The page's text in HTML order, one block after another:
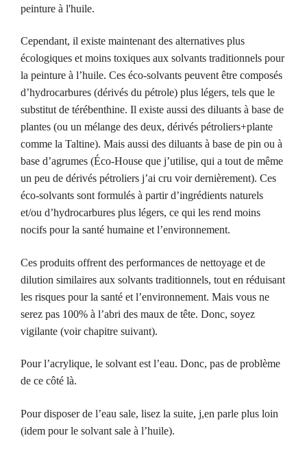
Cependant, il existe maintenant des alternatives plus
écologiques et moins toxiques aux solvants traditionnels pour
la peinture à l’huile. Ces éco-solvants peuvent être composés
d’hydrocarbures (dérivés du pétrole) plus légers, tels que le
substitut de térébenthine. Il existe aussi des diluants à base de
plantes (ou un mélange des deux, dérivés pétroliers+plante
comme la Taltine). Mais aussi des diluants à base de pin ou à
base d’agrumes (Éco-House que j’utilise, qui a tout de même
un peu de dérivés pétroliers j’ai cru voir dernièrement). Ces
éco-solvants sont formulés à partir d’ingrédients naturels
et/ou d’hydrocarbures plus légers, ce qui les rend moins
nocifs pour la santé humaine et l’environnement.
Ces produits offrent des performances de nettoyage et de
dilution similaires aux solvants traditionnels, tout en réduisant
les risques pour la santé et l’environnement. Mais vous ne
serez pas 100% à l’abri des maux de tête. Donc, soyez
vigilante (voir chapitre suivant).
Pour l’acrylique, le solvant est l’eau. Donc, pas de problème
de ce côté là.
Pour disposer de l’eau sale, lisez la suite, j,en parle plus loin
(idem pour le solvant sale à l’huile).